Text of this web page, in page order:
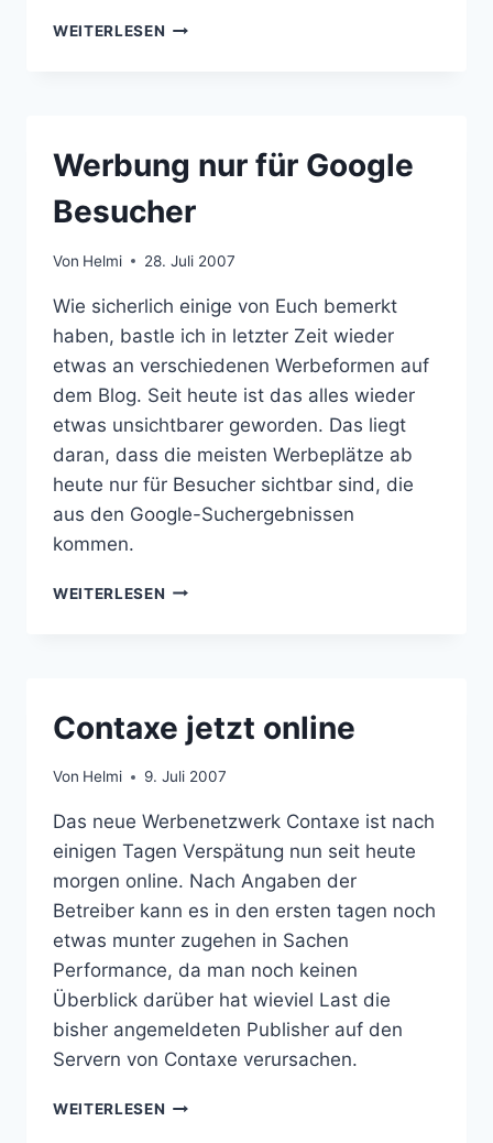
WEITERLESEN GOOGLE-
Werbung nur für Google
Besucher
Von Helmi 28. Juli 2007
Wie sicherlich einige von Euch bemerkt
haben, bastle ich in letzter Zeit wieder
etwas an verschiedenen Werbeformen auf
dem Blog. Seit heute ist das alles wieder
etwas unsichtbarer geworden. Das liegt
daran, dass die meisten Werbeplätze ab
heute nur für Besucher sichtbar sind, die
aus den Google-Suchergebnissen
kommen.
WEITERLESEN WERBUNG
Contaxe jetzt online
Von Helmi 9. Juli 2007
Das neue Werbenetzwerk Contaxe ist nach
einigen Tagen Verspätung nun seit heute
morgen online. Nach Angaben der
Betreiber kann es in den ersten tagen noch
etwas munter zugehen in Sachen
Performance, da man noch keinen
Überblick darüber hat wieviel Last die
bisher angemeldeten Publisher auf den
Servern von Contaxe verursachen.
WEITERLESEN CONTAXE